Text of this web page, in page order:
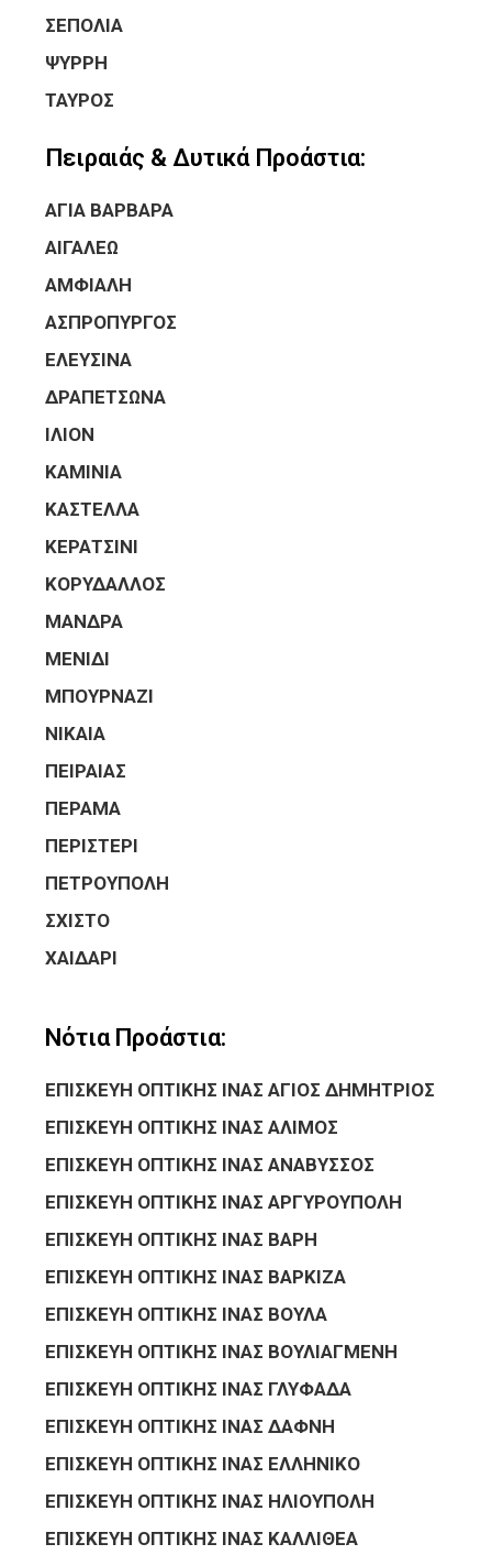
ΣΕΠΟΛΙΑ
ΨΥΡΡΗ
ΤΑΥΡΟΣ
Πειραιάς & Δυτικά Προάστια:
ΑΓΙΑ ΒΑΡΒΑΡΑ
ΑΙΓΑΛΕΩ
ΑΜΦΙΑΛΗ
ΑΣΠΡΟΠΥΡΓΟΣ
ΕΛΕΥΣΙΝΑ
ΔΡΑΠΕΤΣΩΝΑ
ΙΛΙΟΝ
ΚΑΜΙΝΙΑ
ΚΑΣΤΕΛΛΑ
ΚΕΡΑΤΣΙΝΙ
ΚΟΡΥΔΑΛΛΟΣ
ΜΑΝΔΡΑ
ΜΕΝΙΔΙ
ΜΠΟΥΡΝΑΖΙ
ΝΙΚΑΙΑ
ΠΕΙΡΑΙΑΣ
ΠΕΡΑΜΑ
ΠΕΡΙΣΤΕΡΙ
ΠΕΤΡΟΥΠΟΛΗ
ΣΧΙΣΤΟ
ΧΑΙΔΑΡΙ
Νότια Προάστια:
ΕΠΙΣΚΕΥΗ ΟΠΤΙΚΗΣ ΙΝΑΣ ΑΓΙΟΣ ΔΗΜΗΤΡΙΟΣ
ΕΠΙΣΚΕΥΗ ΟΠΤΙΚΗΣ ΙΝΑΣ ΑΛΙΜΟΣ
ΕΠΙΣΚΕΥΗ ΟΠΤΙΚΗΣ ΙΝΑΣ ΑΝΑΒΥΣΣΟΣ
ΕΠΙΣΚΕΥΗ ΟΠΤΙΚΗΣ ΙΝΑΣ ΑΡΓΥΡΟΥΠΟΛΗ
ΕΠΙΣΚΕΥΗ ΟΠΤΙΚΗΣ ΙΝΑΣ ΒΑΡΗ
ΕΠΙΣΚΕΥΗ ΟΠΤΙΚΗΣ ΙΝΑΣ ΒΑΡΚΙΖΑ
ΕΠΙΣΚΕΥΗ ΟΠΤΙΚΗΣ ΙΝΑΣ ΒΟΥΛΑ
ΕΠΙΣΚΕΥΗ ΟΠΤΙΚΗΣ ΙΝΑΣ ΒΟΥΛΙΑΓΜΕΝΗ
ΕΠΙΣΚΕΥΗ ΟΠΤΙΚΗΣ ΙΝΑΣ ΓΛΥΦΑΔΑ
ΕΠΙΣΚΕΥΗ ΟΠΤΙΚΗΣ ΙΝΑΣ ΔΑΦΝΗ
ΕΠΙΣΚΕΥΗ ΟΠΤΙΚΗΣ ΙΝΑΣ ΕΛΛΗΝΙΚΟ
ΕΠΙΣΚΕΥΗ ΟΠΤΙΚΗΣ ΙΝΑΣ ΗΛΙΟΥΠΟΛΗ
ΕΠΙΣΚΕΥΗ ΟΠΤΙΚΗΣ ΙΝΑΣ ΚΑΛΛΙΘΕΑ